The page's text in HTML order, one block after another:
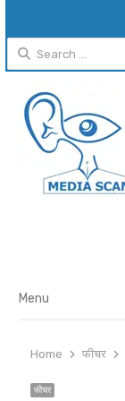
Search
for:
Menu
Menu
Home फीचर
फीचर